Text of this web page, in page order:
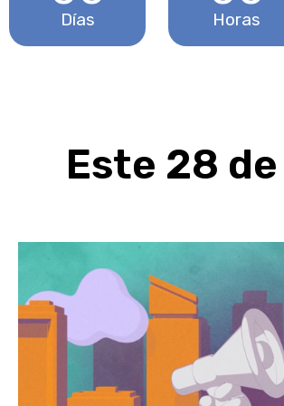
Días Horas
Este 28